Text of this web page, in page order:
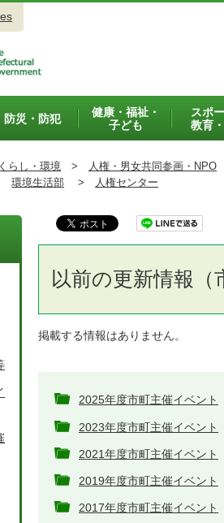
防災・防犯
健康・福祉・
子ども
スポ
教育
くらし・環境 > 人権・男女共同参画・NPO
環境生活部 > 人権センター
以前の更新情報（
掲載する情報はありません。
2025年度市町主催イベント
2023年度市町主催イベント
2021年度市町主催イベント
2019年度市町主催イベント
2017年度市町主催イベント